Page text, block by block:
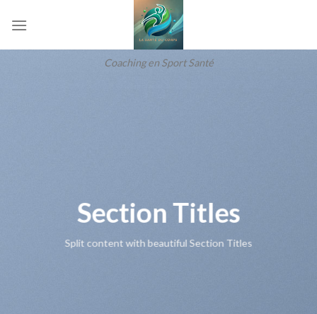
Coaching en Sport Santé
Section Titles
Split content with beautiful Section Titles